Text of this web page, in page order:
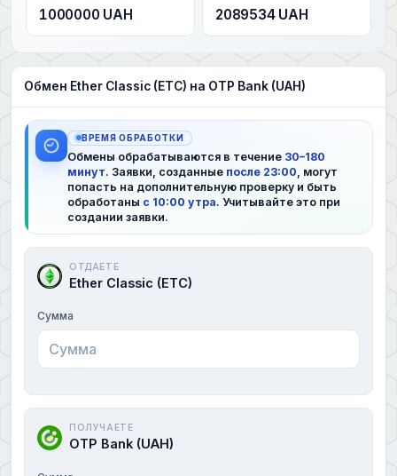
1000000 UAH 2089534 UAH
Обмен Ether Classic (ETC) на OTP Bank (UAH)
ВРЕМЯ ОБРАБОТКИ
Обмены обрабатываются в течение 30–180
минут. Заявки, созданные после 23:00 , могут
попасть на дополнительную проверку и быть
обработаны с 10:00 утра. Учитывайте это при
создании заявки.
ОТДАЕТЕ
Ether Classic (ETC)
Сумма
ПОЛУЧАЕТЕ
OTP Bank (UAH)